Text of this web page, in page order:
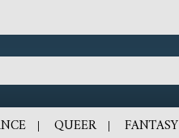
QUEER FANTASY